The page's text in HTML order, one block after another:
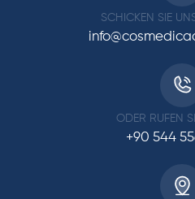
SCHICKEN SIE
ODER RUFEN
+90 544